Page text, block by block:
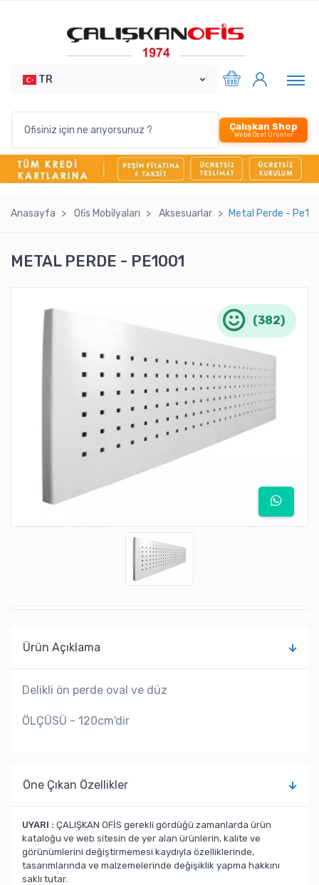
TR
Çalışkan Shop
Webe Özel Ürünler
Anasayfa Ofi̇s Mobi̇lyaları Aksesuarlar Metal Perde -
METAL PERDE - PE1001
(382)
Ürün Açıklama
Delikli ön perde oval ve düz
ÖLÇÜSÜ - 120cm'dir
Öne Çıkan Özellikler
UYARI : ÇALIŞKAN OFİS gerekli gördüğü zamanlarda ürün
kataloğu ve web sitesin de yer alan ürünlerin, kalite ve
görünümlerini değiştirmemesi kaydıyla özelliklerinde,
tasarımlarında ve malzemelerinde değişiklik yapma hakkını
saklı tutar.